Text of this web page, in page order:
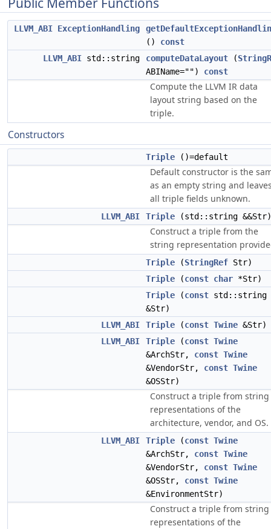
LLVM_ABI ExceptionHandling
() const
LLVM_ABI std::string computeDataLayout (
ABIName="") const
Compute the LLVM IR data
layout string based on the
triple.
Constructors
Triple ()=default
Default constructor is the
as an empty string and
all triple fields unknown.
LLVM_ABI Triple (std::string &&Str)
Construct a triple from the
string representation
Triple (StringRef Str)
Triple (const char *Str)
Triple (const std::string
&Str)
LLVM_ABI
Triple (const Twine &Str)
LLVM_ABI
Triple (const Twine
&ArchStr, const Twine
&VendorStr, const Twine
&OSStr)
Construct a triple from string
representations of the
architecture, vendor, and OS.
LLVM_ABI Triple (const Twine
&ArchStr, const Twine
&VendorStr, const Twine
&OSStr, const Twine
&EnvironmentStr)
Construct a triple from string
representations of the